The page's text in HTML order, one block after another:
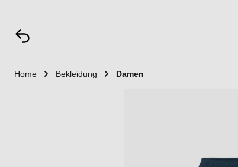
Home Bekleidung Damen